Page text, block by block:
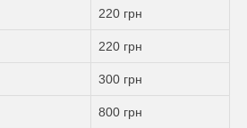
220 грн
220 грн
300 грн
800 грн